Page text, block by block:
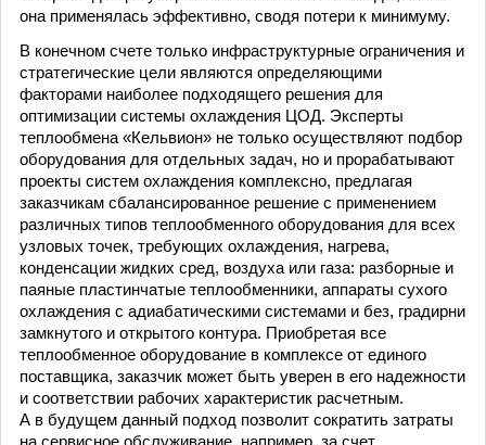
она применялась эффективно, сводя потери к минимуму.
В конечном счете только инфраструктурные ограничения и
стратегические цели являются определяющими
факторами наиболее подходящего решения для
оптимизации системы охлаждения ЦОД. Эксперты
теплообмена «Кельвион» не только осуществляют подбор
оборудования для отдельных задач, но и прорабатывают
проекты систем охлаждения комплексно, предлагая
заказчикам сбалансированное решение с применением
различных типов теплообменного оборудования для всех
узловых точек, требующих охлаждения, нагрева,
конденсации жидких сред, воздуха или газа: разборные и
паяные пластинчатые теплообменники, аппараты сухого
охлаждения с адиабатическими системами и без, градирни
замкнутого и открытого контура. Приобретая все
теплообменное оборудование в комплексе от единого
поставщика, заказчик может быть уверен в его надежности
и соответствии рабочих характеристик расчетным.
А в будущем данный подход позволит сократить затраты